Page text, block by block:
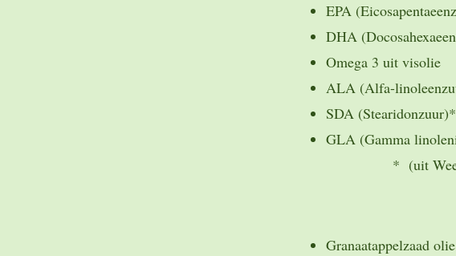
EPA
DHA
Omega 3 uit visolie
ALA (Alfa-
SDA (Stearidonzuur)*
GLA
* (uit
Granaatappelzaad